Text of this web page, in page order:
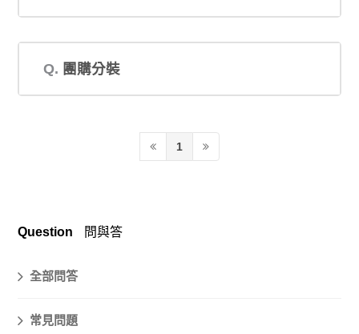
Q. 團購分裝
1
Question 問與答
全部問答
常見問題